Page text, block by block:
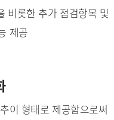
비롯한 추가 점검항목 및
제공
이 형태로 제공함으로써